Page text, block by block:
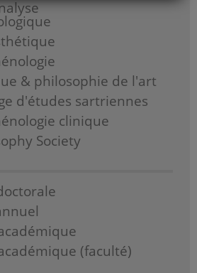
& philosophie de l'art
d'études sartriennes
clinique
Society
(faculté)